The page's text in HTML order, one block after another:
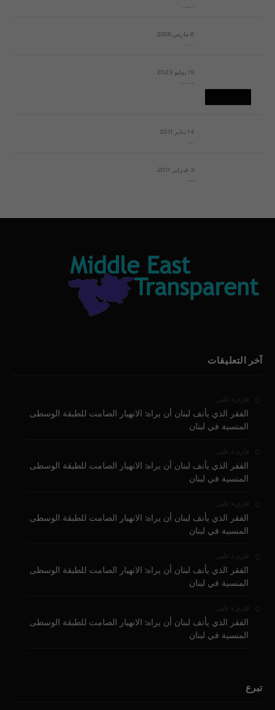
8 مارس 2008
19 يوليو 2023
14 يناير 2011
3 فبراير 2011
آخر التعليقات
قارىء على
الفقر الذي يأنف لبنان أن يراه: الانهيار الصامت للطبقة الوسطى
المنسية في لبنان
قارىء على
الفقر الذي يأنف لبنان أن يراه: الانهيار الصامت للطبقة الوسطى
المنسية في لبنان
قارىء على
الفقر الذي يأنف لبنان أن يراه: الانهيار الصامت للطبقة الوسطى
المنسية في لبنان
قارىء على
الفقر الذي يأنف لبنان أن يراه: الانهيار الصامت للطبقة الوسطى
المنسية في لبنان
قارىء على
الفقر الذي يأنف لبنان أن يراه: الانهيار الصامت للطبقة الوسطى
المنسية في لبنان
تبرع